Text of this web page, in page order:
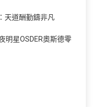
天道酬勤鑄非凡
明星OSDER奧斯德零